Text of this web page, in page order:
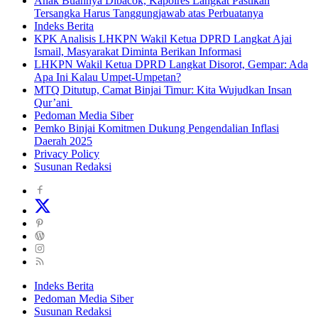
Tersangka Harus Tanggungjawab atas Perbuatanya
Indeks Berita
KPK Analisis LHKPN Wakil Ketua DPRD Langkat Ajai
Ismail, Masyarakat Diminta Berikan Informasi
LHKPN Wakil Ketua DPRD Langkat Disorot, Gempar: Ada
Apa Ini Kalau Umpet-Umpetan?
MTQ Ditutup, Camat Binjai Timur: Kita Wujudkan Insan
Qur’ani
Pedoman Media Siber
Pemko Binjai Komitmen Dukung Pengendalian Inflasi
Daerah 2025
Privacy Policy
Susunan Redaksi
Indeks Berita
Pedoman Media Siber
Susunan Redaksi